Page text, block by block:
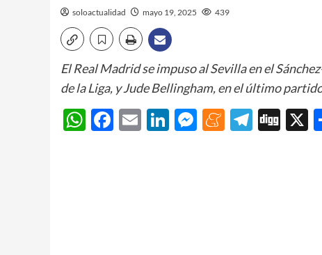
soloactualidad mayo 19, 2025 439
El Real Madrid se impuso al Sevilla en el
de la Liga, y Jude Bellingham, en el último
WhatsApp
Facebook
EmailLinkedIn
Messenger
Meneame
X